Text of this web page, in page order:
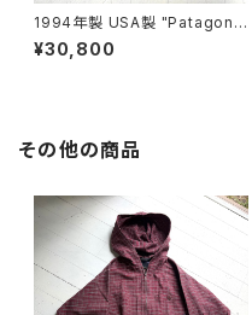
1994年製 USA製 "Patagoni
a" printed lightweight sync
hilla sweater
¥30,800
その他の商品